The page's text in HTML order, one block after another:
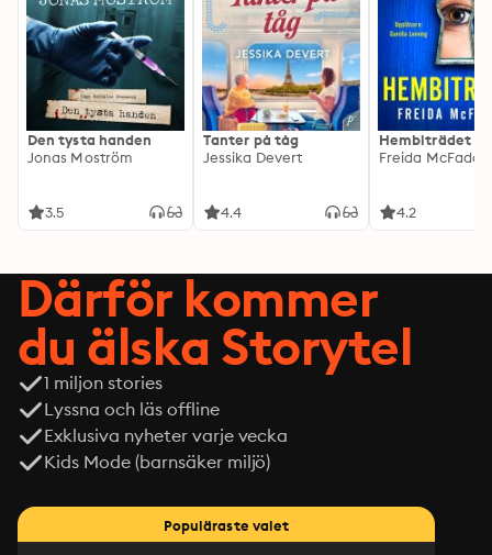
Den tysta handen
Jonas Moström
3.5
Tanter på tåg
Jessika Devert
4.4
Hembiträdet
Freida
4.2
Därför kommer
du älska Storytel
1 miljon stories
Lyssna och läs offline
Exklusiva nyheter varje vecka
Kids Mode (barnsäker miljö)
Populäraste valet